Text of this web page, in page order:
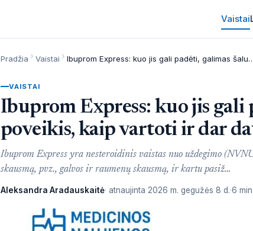
Vaistai
Pradžia Vaistai Ibuprom Express: kuo jis gali padėti, galimas
VAISTAI
Ibuprom Express: kuo jis gali
poveikis, kaip vartoti ir dar
Ibuprom Express yra nesteroidinis vaistas nuo uždegimo
skausmą, pvz., galvos ir raumenų skausmą, ir kartu pasiž…
Aleksandra Aradauskaitė atnaujinta 2026 m. gegužės 8 d. 6